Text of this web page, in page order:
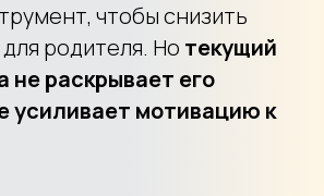
чтобы снизить
родителя. Но текущий
не раскрывает его
усиливает мотивацию к